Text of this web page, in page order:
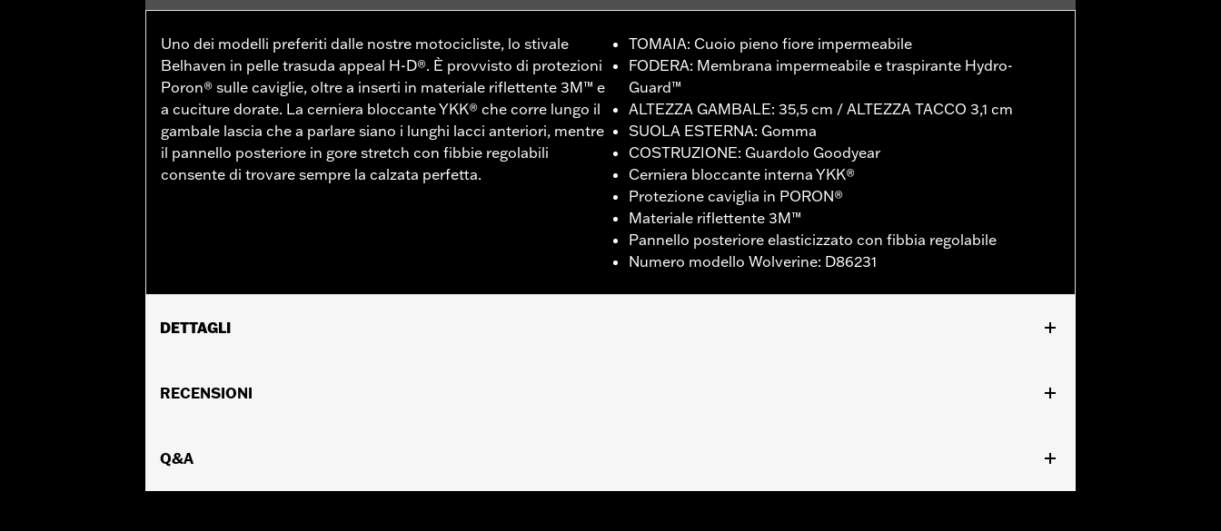
Uno dei modelli preferiti dalle nostre motocicliste, lo stivale
Belhaven in pelle trasuda appeal H-D®. È provvisto di protezioni
Poron® sulle caviglie, oltre a inserti in materiale riflettente 3M™ e
a cuciture dorate. La cerniera bloccante YKK® che corre lungo il
gambale lascia che a parlare siano i lunghi lacci anteriori, mentre
il pannello posteriore in gore stretch con fibbie regolabili
consente di trovare sempre la calzata perfetta.
TOMAIA: Cuoio pieno fiore impermeabile
FODERA: Membrana impermeabile e traspirante Hydro-
Guard™
ALTEZZA GAMBALE: 35,5 cm / ALTEZZA TACCO 3,1 cm
SUOLA ESTERNA: Gomma
COSTRUZIONE: Guardolo Goodyear
Cerniera bloccante interna YKK®
Protezione caviglia in PORON®
Materiale riflettente 3M™
Pannello posteriore elasticizzato con fibbia regolabile
Numero modello Wolverine: D86231
DETTAGLI
GARANZIA:Garanzia del produttore Wolverine Worldwide – Visitare la pagina
RECENSIONI
Q&A